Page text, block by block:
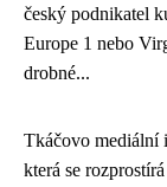
český podnikatel
Europe 1 nebo
drobné...
Tkáčovo mediální
která se